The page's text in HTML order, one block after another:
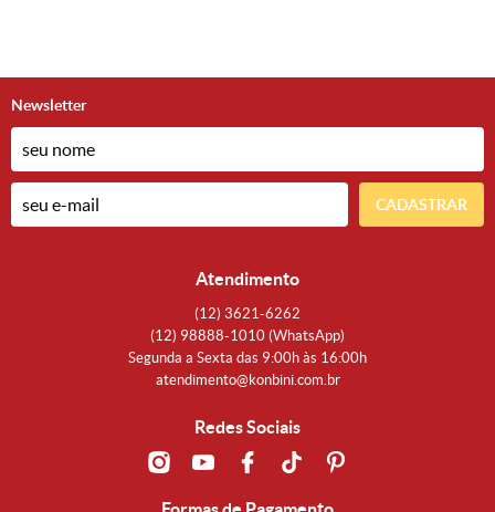
Newsletter
CADASTRAR
Atendimento
(12) 3621-6262
(12) 98888-1010 (WhatsApp)
Segunda a Sexta das 9:00h às 16:00h
atendimento@konbini.com.br
Redes Sociais